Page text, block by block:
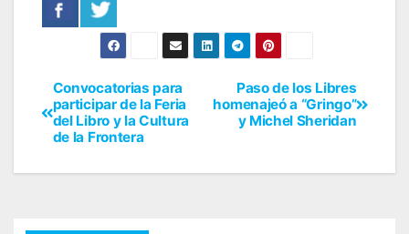
Paso de los Libres
homenajeó a “Gringo”
y Michel Sheridan
Convocatorias para
participar de la Feria
del Libro y la Cultura
de la Frontera